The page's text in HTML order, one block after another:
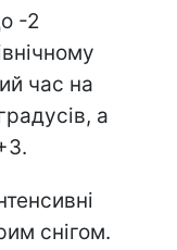
-2
час на
а
снігом.